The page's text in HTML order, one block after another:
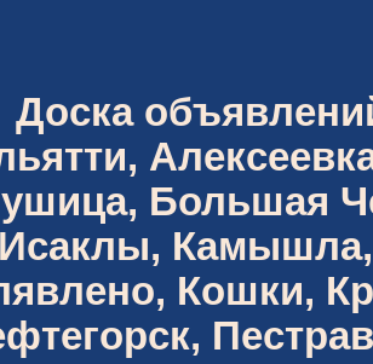
Доска
Большая
Исаклы, Камышла,
Кошки,